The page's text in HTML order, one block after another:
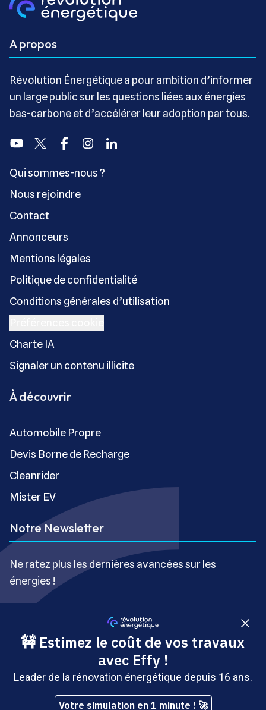
A propos
Révolution Énergétique a pour ambition d’informer
un large public sur les questions liées aux énergies
bas-carbone et d’accélérer leur adoption par tous.
YoutubeTwitter FacebookInstagramLinkedin
Qui sommes-nous ?
Nous rejoindre
Contact
Annonceurs
Mentions légales
Politique de confidentialité
Conditions générales d’utilisation
Charte IA
Signaler un contenu illicite
À découvrir
Automobile Propre
Devis Borne de Recharge
Cleanrider
Mister EV
Notre Newsletter
Ne ratez plus les dernières avancées sur les
énergies !
S’inscrire gratuitement
Copyright © Révolution Énergétique - Tous droits réservés
- Site édité par Saabre SAS, une société du groupe